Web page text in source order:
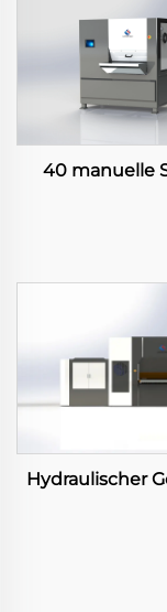
40 manuelle
Hydraulischer